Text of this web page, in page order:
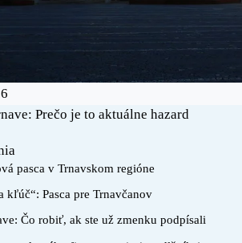
Prečo je to aktuálne hazard
pasca v Trnavskom regióne
kľúč“: Pasca pre Trnavčanov
Čo robiť, ak ste už zmenku podpísali